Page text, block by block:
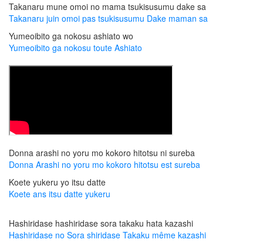
Takanaru mune omoi no mama tsukisusumu dake sa
Takanaru juin omoi pas tsukisusumu Dake maman sa
Yumeoibito ga nokosu ashiato wo
Yumeoibito ga nokosu toute Ashiato
Donna arashi no yoru mo kokoro hitotsu ni sureba
Donna Arashi no yoru mo kokoro hitotsu est sureba
Koete yukeru yo itsu datte
Koete ans itsu datte yukeru
Hashiridase hashiridase sora takaku hata kazashi
Hashiridase no Sora shiridase Takaku même kazashi